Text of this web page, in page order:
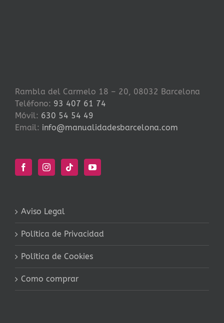
Rambla del Carmelo 18 – 20, 08032 Barcelona
Teléfono: 93 407 61 74
Móvil: 630 54 54 49
Email: info@manualidadesbarcelona.com
Aviso Legal
Política de Privacidad
Política de Cookies
Como comprar